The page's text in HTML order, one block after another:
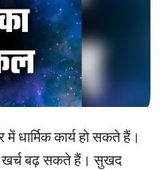
धार्मिक कार्य हो सकते हैं।
खर्च बढ़ सकते हैं। सुखद